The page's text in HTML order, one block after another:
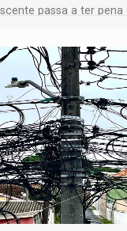
passa a ter pena